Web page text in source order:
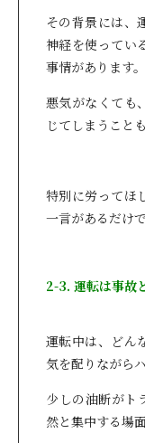
その背景には、
神経を使ってい
事情があります。
悪気がなくても
じてしまうこと
特別に労ってほ
一言があるだけ
2-3. 運転は事故
運転中は、どん
気を配りながら
少しの油断がト
然と集中する場